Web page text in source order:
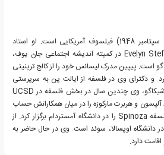
رابرت بوفورد پیپین (متولد 14 سپتامبر 1948) فیلسوف آمریکایی است. او استاد
خدمات برجسته Evelyn Stefansson Nef در کمیته اندیشه اجتماعی جان یوف،
است. پیپین مدرک لیسانس خود را از کالج ترینیتی
و دکترای وی در فلسفه از ایالت پن به سرپرستی
استنلی روزن. قبل از انتقال به شیکاگو، وی چندین سال در بخش فلسفه در UCSD
و هربرت مارکوزه را در میان همکارانش حساب
کرد. در سال 2009 وی کرسی فلسفه Spinoza را در دانشگاه آمستردام برگزار کرد. از
در دانشگاه اوپسالا، سوئد است. وی در حال حاضر به
دارد.